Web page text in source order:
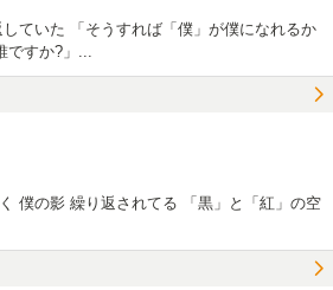
ていた 「そうすれば「僕」が僕になれるか
すか?」...
僕の影 繰り返されてる 「黒」と「紅」の空